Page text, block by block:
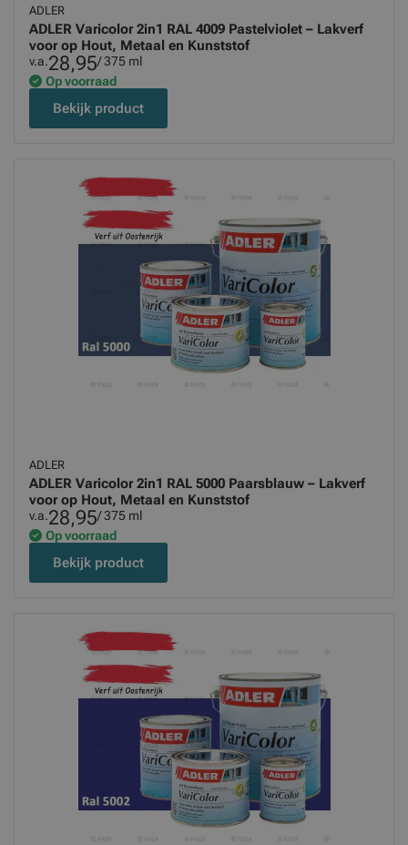
ADLER
ADLER Varicolor 2in1 RAL 4009 Pastelviolet – Lakverf
voor op Hout, Metaal en Kunststof
v.a.28,95/ 375 ml
Op voorraad
Bekijk product
ADLER
ADLER Varicolor 2in1 RAL 5000 Paarsblauw – Lakverf
voor op Hout, Metaal en Kunststof
v.a.28,95/ 375 ml
Op voorraad
Bekijk product